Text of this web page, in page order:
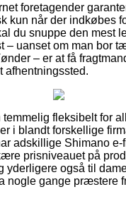
foretagender
kun når der indkøbes
du snuppe den mest
– uanset om man bor
– er at få
afhentningssted.
temmelig fleksibelt for
i blandt forskellige
adskillige Shimano
prisniveauet på
yderligere også til
nogle gange præstere